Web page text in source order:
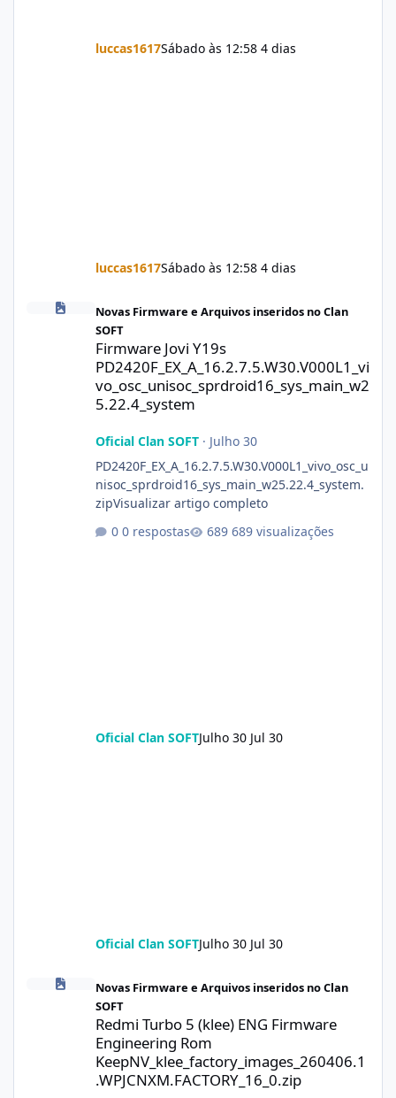
luccas1617Sábado às 12:58 4 dias
luccas1617Sábado às 12:58 4 dias
Firmware Jovi Y19s
Novas Firmware e Arquivos inseridos no Clan
SOFT
Firmware Jovi Y19s
PD2420F_EX_A_16.2.7.5.W30.V000L1_vi
vo_osc_unisoc_sprdroid16_sys_main_w2
5.22.4_system
Oficial Clan SOFT· Julho 30
PD2420F_EX_A_16.2.7.5.W30.V000L1_vivo_osc_u
nisoc_sprdroid16_sys_main_w25.22.4_system.
zipVisualizar artigo completo
0 respostas
689 visualizações
Oficial Clan SOFTJulho 30 Jul 30
Oficial Clan SOFTJulho 30 Jul 30
Novas Firmware e Arquivos inseridos no Clan
SOFT
Redmi Turbo 5 (klee) ENG Firmware
Engineering Rom
KeepNV_klee_factory_images_260406.1
.WPJCNXM.FACTORY_16_0.zip